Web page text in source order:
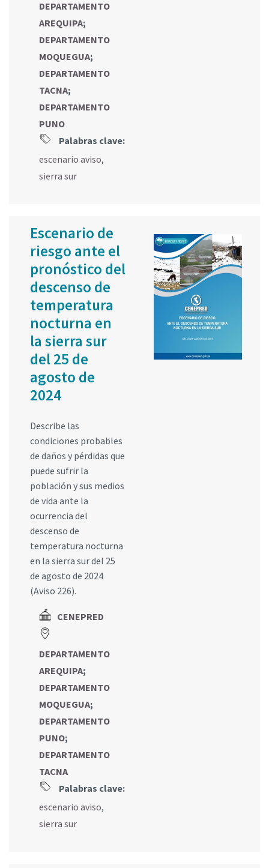
DEPARTAMENTO
AREQUIPA;
DEPARTAMENTO
MOQUEGUA;
DEPARTAMENTO
TACNA;
DEPARTAMENTO
PUNO
Palabras clave:
escenario aviso,
sierra sur
Escenario de
riesgo ante el
pronóstico del
descenso de
temperatura
nocturna en
la sierra sur
del 25 de
agosto de
2024
Describe las
condiciones probables
de daños y pérdidas que
puede sufrir la
población y sus medios
de vida ante la
ocurrencia del
descenso de
temperatura nocturna
en la sierra sur del 25
de agosto de 2024
(Aviso 226).
CENEPRED
DEPARTAMENTO
AREQUIPA;
DEPARTAMENTO
MOQUEGUA;
DEPARTAMENTO
PUNO;
DEPARTAMENTO
TACNA
Palabras clave:
escenario aviso,
sierra sur